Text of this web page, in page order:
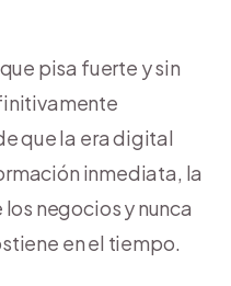
pisa fuerte y sin
que la era digital
inmediata, la
negocios y nunca
en el tiempo.